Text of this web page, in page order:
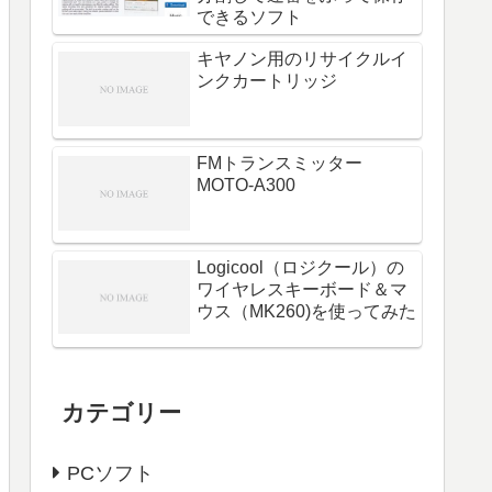
できるソフト
キヤノン用のリサイクルイ
ンクカートリッジ
FMトランスミッター
MOTO-A300
Logicool（ロジクール）の
ワイヤレスキーボード＆マ
ウス（MK260)を使ってみた
カテゴリー
PCソフト